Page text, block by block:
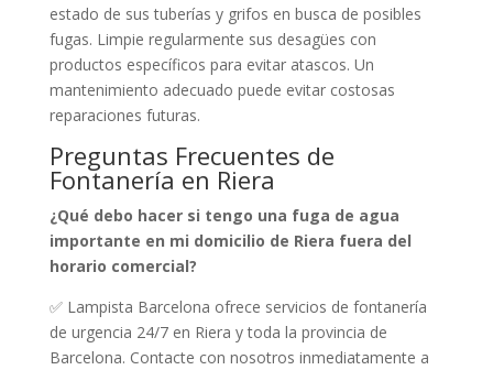
estado de sus tuberías y grifos en busca de posibles
fugas. Limpie regularmente sus desagües con
productos específicos para evitar atascos. Un
mantenimiento adecuado puede evitar costosas
reparaciones futuras.
Preguntas Frecuentes de
Fontanería en Riera
¿Qué debo hacer si tengo una fuga de agua
importante en mi domicilio de Riera fuera del
horario comercial?
✅ Lampista Barcelona ofrece servicios de fontanería
de urgencia 24/7 en Riera y toda la provincia de
Barcelona. Contacte con nosotros inmediatamente a